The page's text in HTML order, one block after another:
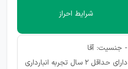
شرایط احراز
- جنسیت: آقا
دارای حداقل 2 سال تجربه انبارداری